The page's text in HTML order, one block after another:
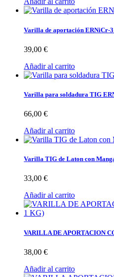
Varilla de aportación ERNiCr-
39,00 €
Añadir al carrito
Varilla para soldadura TIG
66,00 €
Añadir al carrito
Varilla TIG de Laton con
33,00 €
Añadir al carrito
VARILLA DE APORTACION
38,00 €
Añadir al carrito